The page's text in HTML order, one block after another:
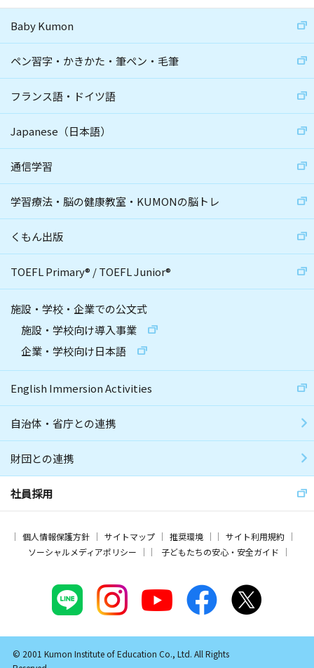
Baby Kumon
ペン習字・かきかた・筆ペン・毛筆
フランス語・ドイツ語
Japanese（日本語）
通信学習
学習療法・脳の健康教室・KUMONの脳トレ
くもん出版
TOEFL Primary® /TOEFL Junior®
施設・学校・企業での公文式
施設・学校向け導入事業
企業・学校向け日本語
English Immersion Activities
自治体・省庁との連携
財団との連携
社員採用
個人情報保護方針 サイトマップ 推奨環境
サイト利用規約
ソーシャルメディアポリシー
子どもたちの安心・安全ガイド
© 2001 Kumon Institute of Education Co., Ltd. All Rights